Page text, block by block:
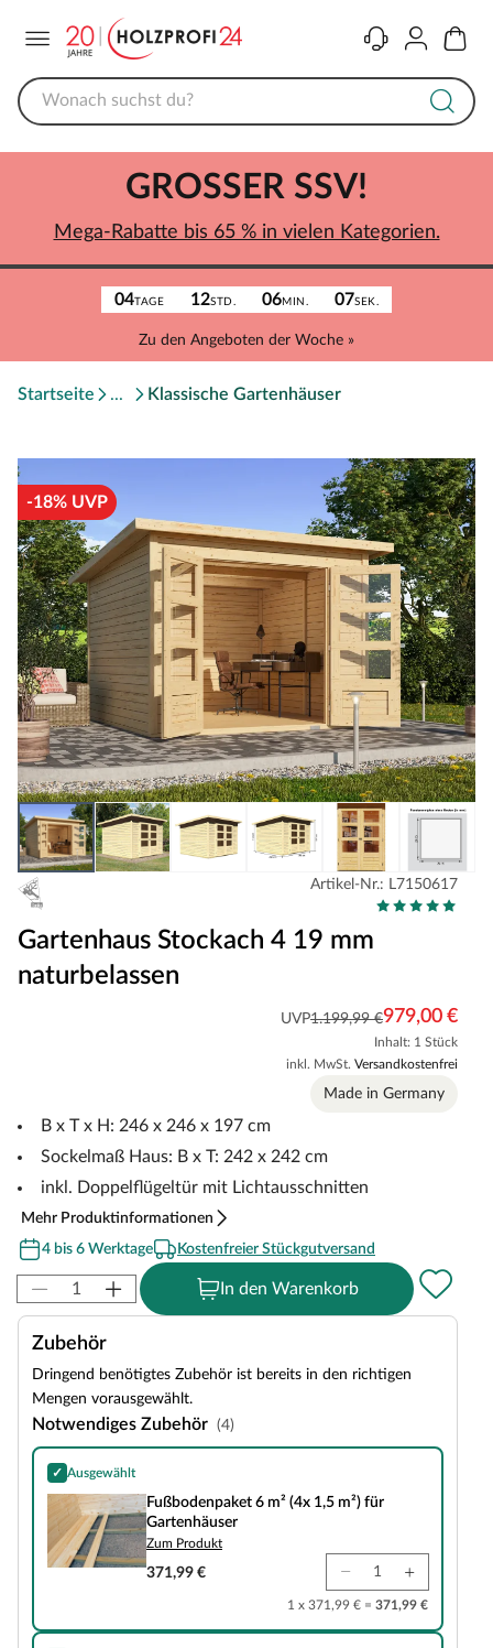
KontaktKonto
04TAGE 12STD. 06MIN. 07SEK.
Zu den Angeboten der Woche »
GROSSER SSV!
Mega-Rabatte bis 65 % in vielen Kategorien.
Startseite Klassische Gartenhäuser
-18% UVP
Artikel-Nr.: L7150617
Gartenhaus Stockach 4 19 mm
naturbelassen
UVP1.199,99 €979,00 €
Inhalt: 1 Stück
inkl. MwSt. Versandkostenfrei
Made in Germany
B x T x H: 246 x 246 x 197 cm
Sockelmaß Haus: B x T: 242 x 242 cm
inkl. Doppelflügeltür mit Lichtausschnitten
Mehr Produktinformationen
4 bis 6 Werktage
Kostenfreier Stückgutversand
In den Warenkorb
Zubehör
Dringend benötigtes Zubehör ist bereits in den richtigen
Mengen vorausgewählt.
Notwendiges Zubehör (4)
✓ Ausgewählt
Fußbodenpaket 6 m² (4x 1,5 m²) für Gartenhäuser
Fußbodenpaket 6 m² (4x 1,5 m²) für
Gartenhäuser
Zum Produkt
371,99 €
1 x 371,99 € = 371,99 €